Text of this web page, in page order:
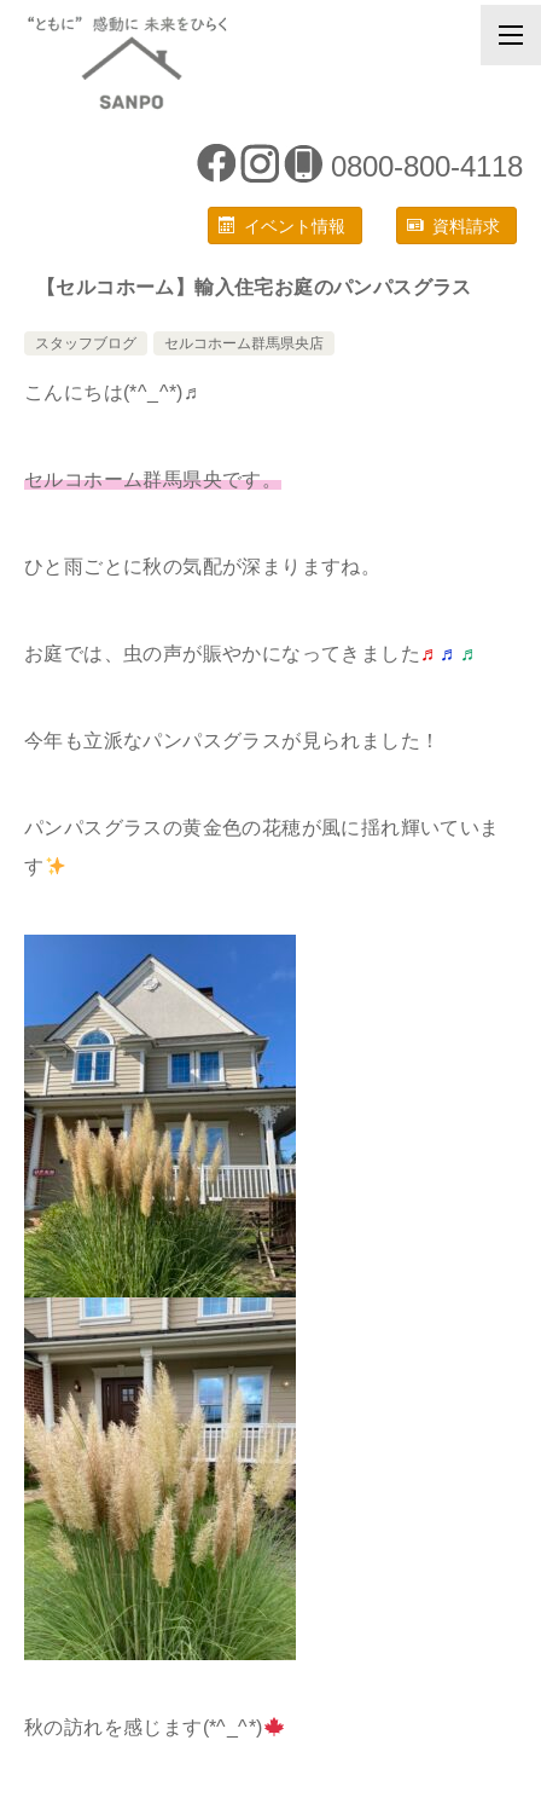
0800-800-4118
イベント情報 資料請求
【セルコホーム】輸入住宅お庭のパンパスグラス
スタッフブログ セルコホーム群馬県央店
こんにちは(*^_^*)♬
セルコホーム群馬県央です。
ひと雨ごとに秋の気配が深まりますね。
お庭では、虫の声が賑やかになってきました ♬ ♬ ♬
今年も立派なパンパスグラスが見られました！
パンパスグラスの黄金色の花穂が風に揺れ輝いていま
す
秋の訪れを感じます(*^_^*)